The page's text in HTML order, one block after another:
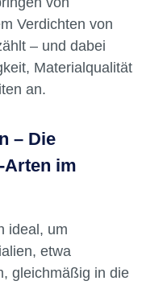
Verdichten von
– und dabei
Materialqualität
an.
– Die
im
ideal, um
etwa
gleichmäßig in die